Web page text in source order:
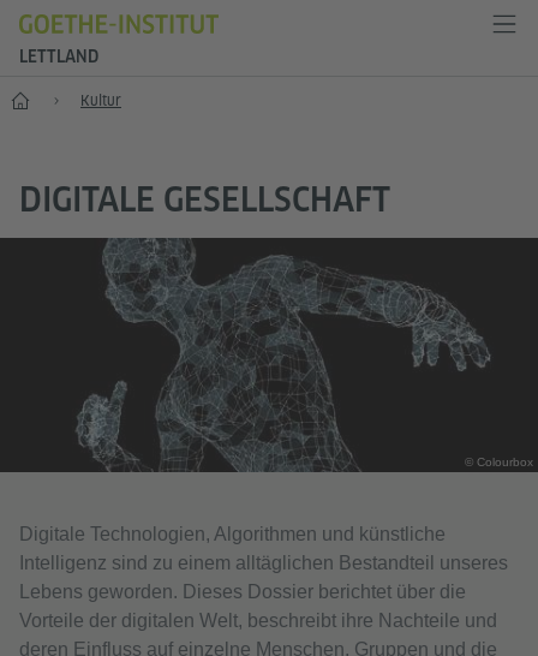
LETTLAND
Start Kultur
DIGITALE GESELLSCHAFT
© Colourbox
Digitale Technologien, Algorithmen und künstliche
Intelligenz sind zu einem alltäglichen Bestandteil unseres
Lebens geworden. Dieses Dossier berichtet über die
Vorteile der digitalen Welt, beschreibt ihre Nachteile und
deren Einfluss auf einzelne Menschen, Gruppen und die